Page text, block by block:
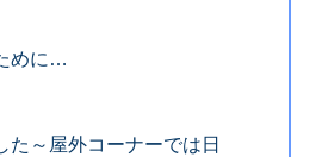
めに…
た～屋外コーナーでは日